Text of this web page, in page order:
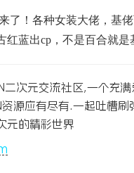
了！各种女装大佬，基
红蓝出cp，不是百合就
二次元交流社区,一个充
源应有尽有.一起吐槽
元的精彩世界